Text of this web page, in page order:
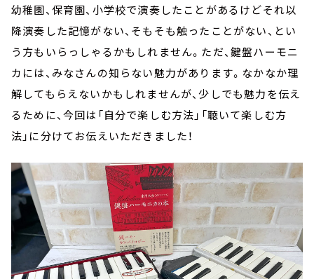
幼稚園、保育園、小学校で演奏したことがあるけどそれ以
降演奏した記憶がない、そもそも触ったことがない、とい
う方もいらっしゃるかもしれません。ただ、鍵盤ハーモニ
カには、みなさんの知らない魅力があります。なかなか理
解してもらえないかもしれませんが、少しでも魅力を伝え
るために、今回は「自分で楽しむ方法」「聴いて楽しむ方
法」に分けてお伝えいただきました！